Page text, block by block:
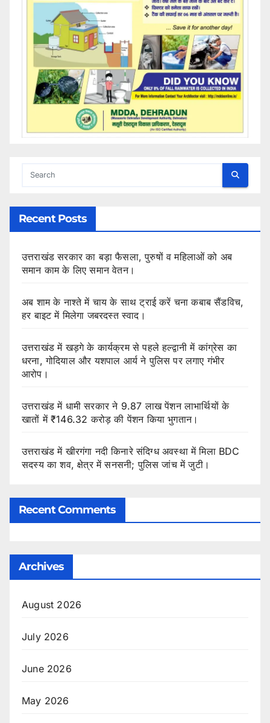
Recent Posts
उत्तराखंड सरकार का बड़ा फैसला, पुरुषों व महिलाओं को अब
समान काम के लिए समान वेतन।
अब शाम के नाश्ते में चाय के साथ ट्राई करें चना कबाब सैंडविच,
हर बाइट में मिलेगा जबरदस्त स्वाद।
उत्तराखंड में खड़गे के कार्यक्रम से पहले हल्द्वानी में कांग्रेस का
धरना, गोदियाल और यशपाल आर्य ने पुलिस पर लगाए गंभीर
आरोप।
उत्तराखंड में धामी सरकार ने 9.87 लाख पेंशन लाभार्थियों के
खातों में ₹146.32 करोड़ की पेंशन किया भुगतान।
उत्तराखंड में खीरगंगा नदी किनारे संदिग्ध अवस्था में मिला BDC
सदस्य का शव, क्षेत्र में सनसनी; पुलिस जांच में जुटी।
Recent Comments
Archives
August 2026
July 2026
June 2026
May 2026